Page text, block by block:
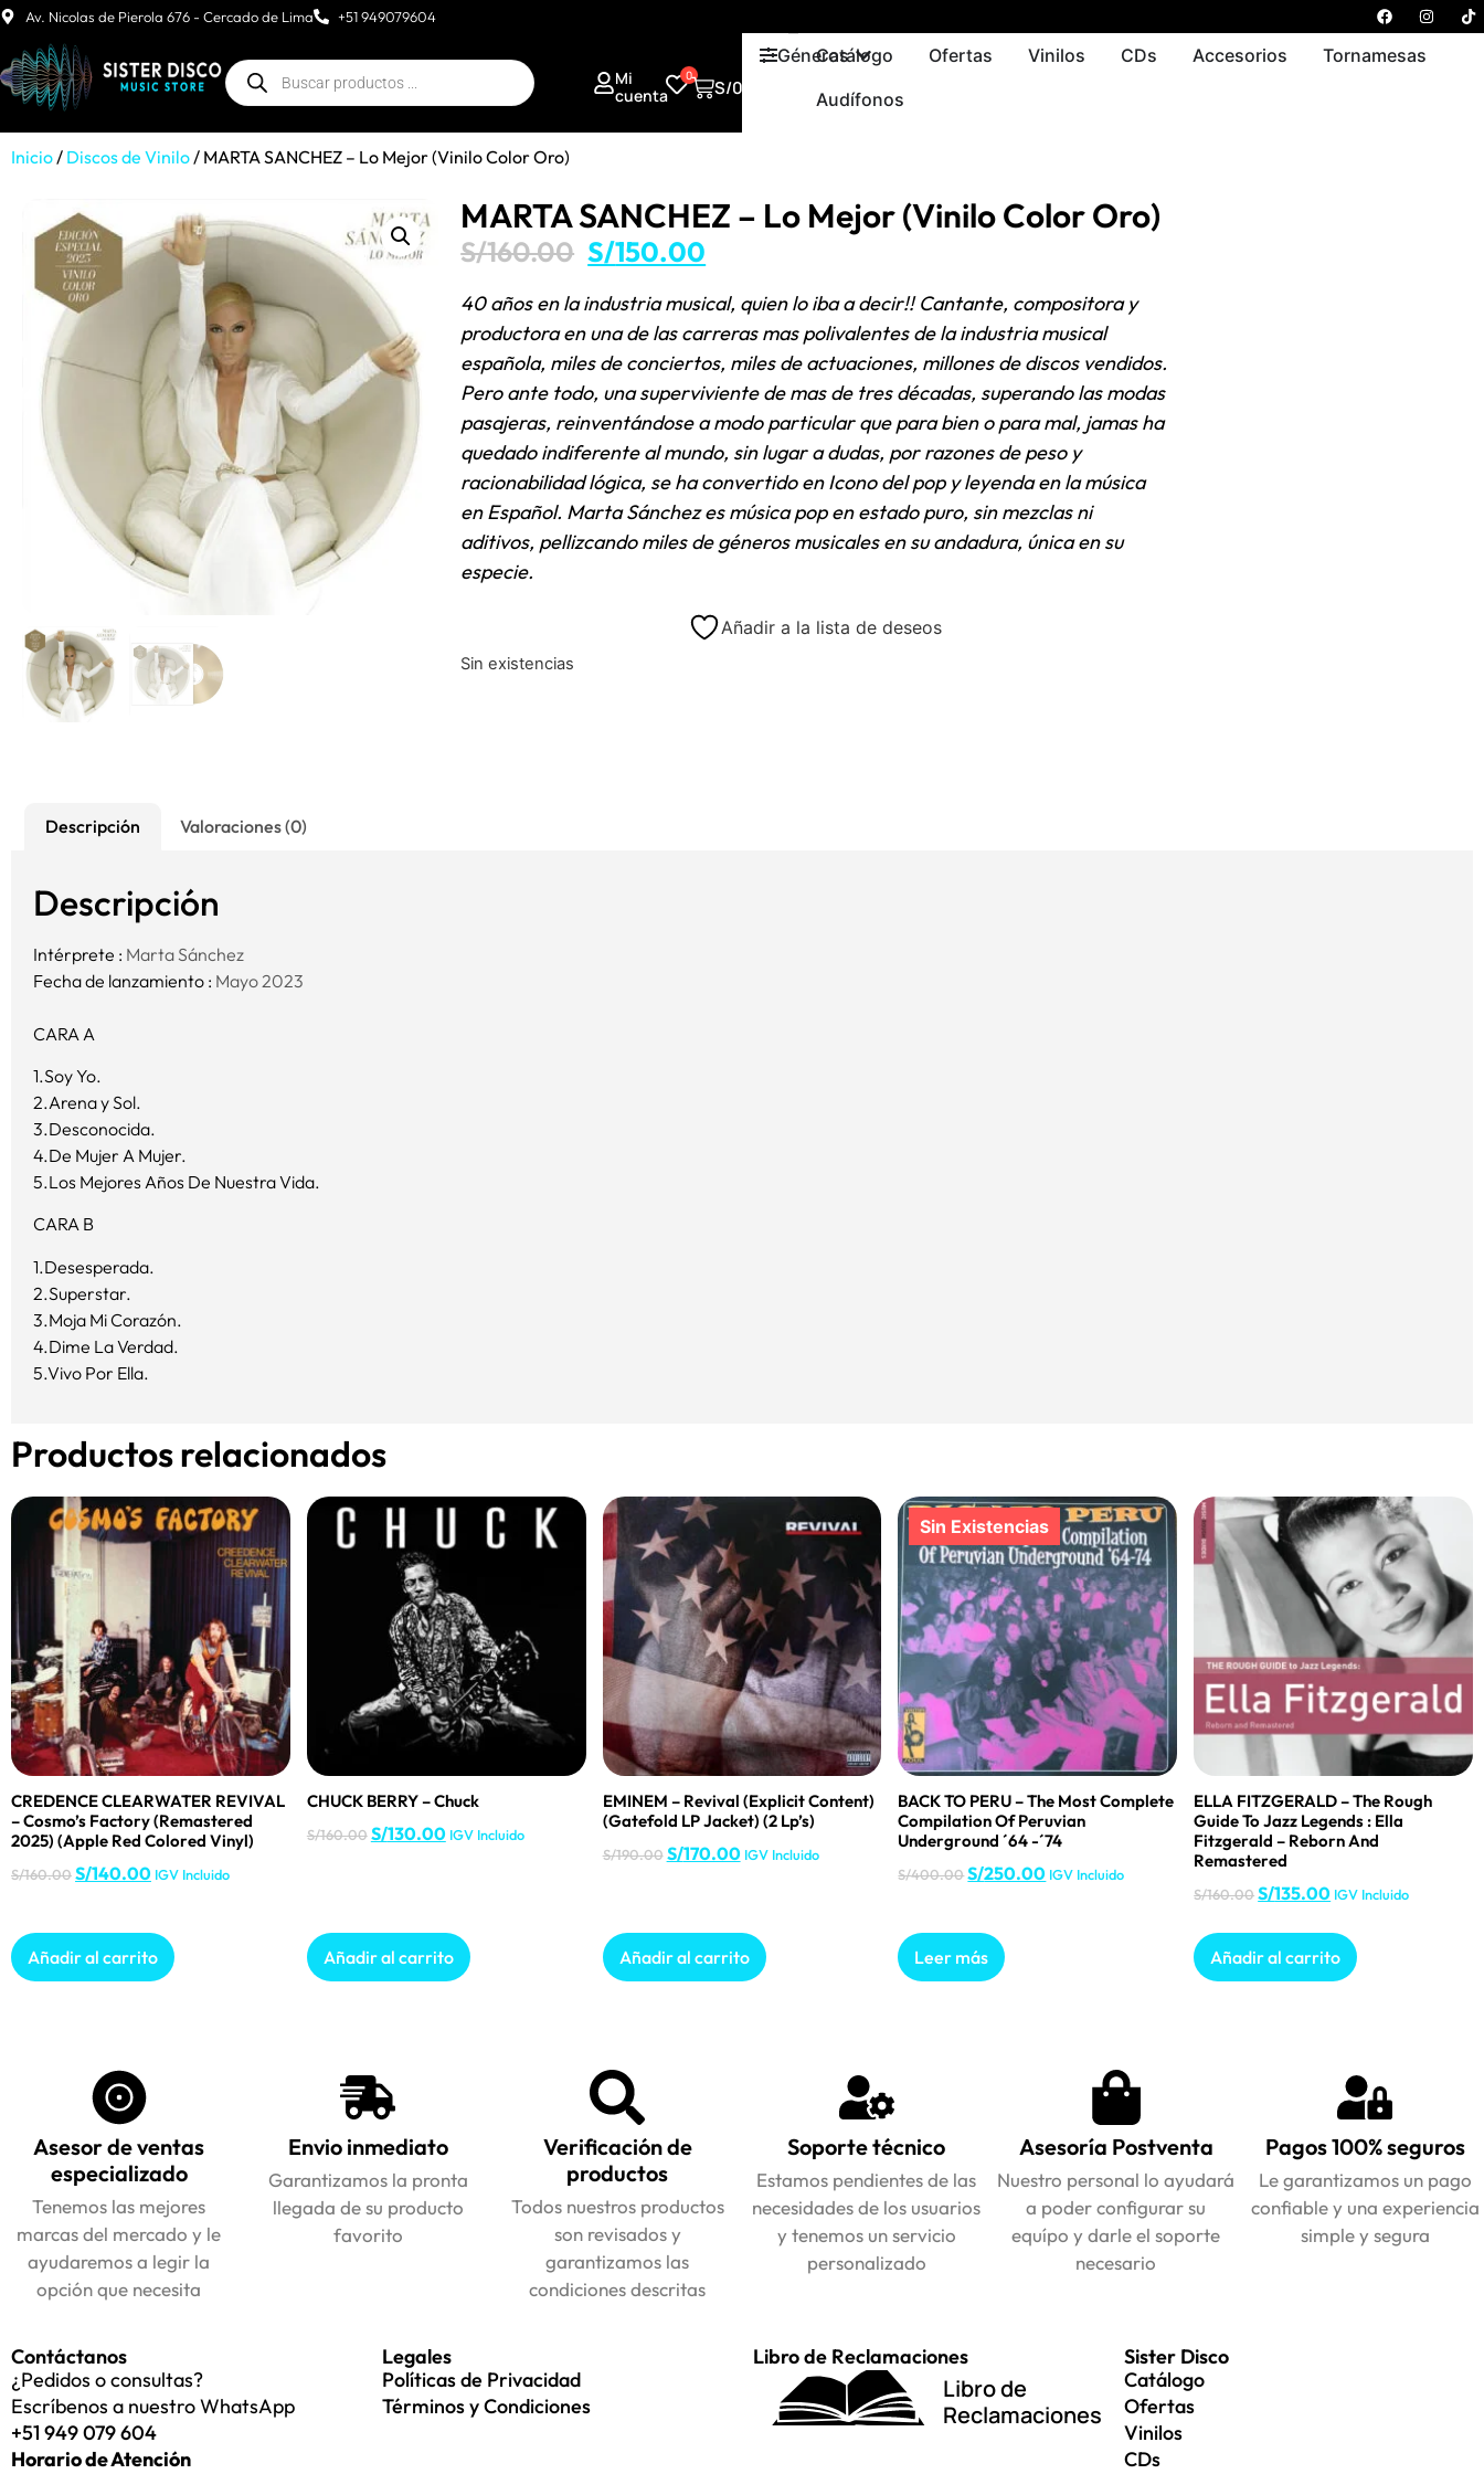
Av. Nicolas de Pierola 676 - Cercado de Lima +51 949079604
Mi
cuenta
0
S/0.00
GénerosCatálogo Ofertas Vinilos CDs Accesorios
Tornamesas
Audífonos
Inicio/ Discos de Vinilo/ MARTA SANCHEZ – Lo Mejor (Vinilo Color Oro)
MARTA SANCHEZ – Lo Mejor (Vinilo Color Oro)
S/160.00 S/150.00
40 años en la industria musical, quien lo iba a decir!! Cantante, compositora y
productora en una de las carreras mas polivalentes de la industria musical
española, miles de conciertos, miles de actuaciones, millones de discos vendidos.
Pero ante todo, una superviviente de mas de tres décadas, superando las modas
pasajeras, reinventándose a modo particular que para bien o para mal, jamas ha
quedado indiferente al mundo, sin lugar a dudas, por razones de peso y
racionabilidad lógica, se ha convertido en Icono del pop y leyenda en la música
en Español. Marta Sánchez es música pop en estado puro, sin mezclas ni
aditivos, pellizcando miles de géneros musicales en su andadura, única en su
especie.
Añadir a la lista de deseos
Sin existencias
Descripción Valoraciones (0)
Descripción
Intérprete : Marta Sánchez
Fecha de lanzamiento : Mayo 2023
CARA A
1.Soy Yo.
2.Arena y Sol.
3.Desconocida.
4.De Mujer A Mujer.
5.Los Mejores Años De Nuestra Vida.
CARA B
1.Desesperada.
2.Superstar.
3.Moja Mi Corazón.
4.Dime La Verdad.
5.Vivo Por Ella.
Productos relacionados
CREDENCE CLEARWATER REVIVAL
– Cosmo’s Factory (Remastered
2025) (Apple Red Colored Vinyl)
S/160.00S/140.00 IGV Incluido
Añadir al carrito
CHUCK BERRY – Chuck
S/160.00 S/130.00 IGV Incluido
Añadir al carrito
EMINEM – Revival (Explicit Content)
(Gatefold LP Jacket) (2 Lp’s)
S/190.00 S/170.00 IGV Incluido
Añadir al carrito
BACK TO PERU – The Most Complete
Compilation Of Peruvian
Underground ´64 -´74
S/400.00 S/250.00 IGV Incluido
Leer más
ELLA FITZGERALD – The Rough
Guide To Jazz Legends : Ella
Fitzgerald – Reborn And
Remastered
S/160.00S/135.00 IGV Incluido
Añadir al carrito
Asesor de ventas
especializado
Tenemos las mejores
marcas del mercado y le
ayudaremos a legir la
opción que necesita
Envio inmediato
Garantizamos la pronta
llegada de su producto
favorito
Verificación de
productos
Todos nuestros productos
son revisados y
garantizamos las
condiciones descritas
Soporte técnico
Estamos pendientes de las
necesidades de los usuarios
y tenemos un servicio
personalizado
Asesoría Postventa
Nuestro personal lo ayudará
a poder configurar su
equípo y darle el soporte
necesario
Pagos 100% seguros
Le garantizamos un pago
confiable y una experiencia
simple y segura
Contáctanos
¿Pedidos o consultas?
Escríbenos a nuestro WhatsApp
+51 949 079 604
Horario de Atención
Legales
Políticas de Privacidad
Términos y Condiciones
Libro de Reclamaciones
Libro de
Reclamaciones
Sister Disco
Catálogo
Ofertas
Vinilos
CDs